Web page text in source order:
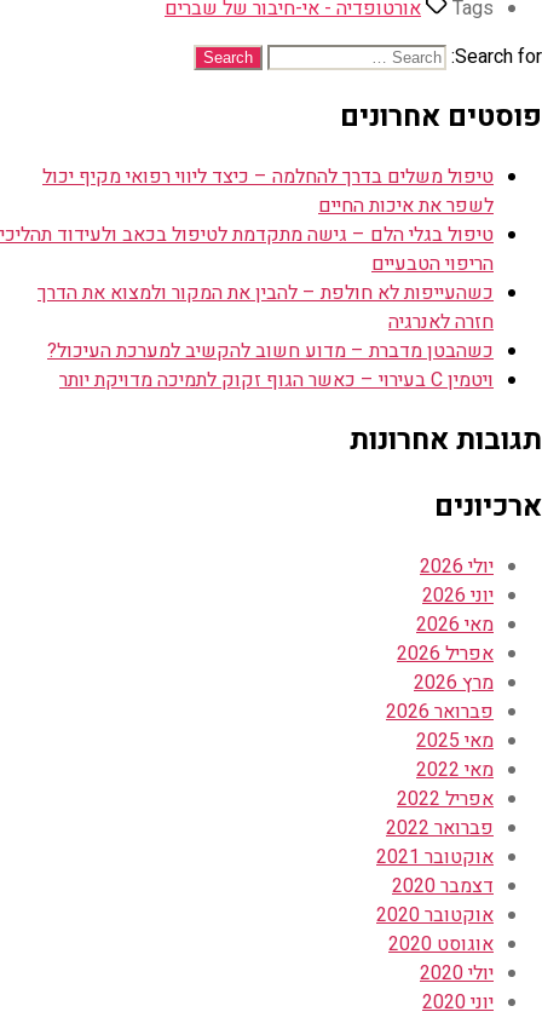
Tags
אורטופדיה - אי-חיבור של שברים
Search for:
פוסטים אחרונים
טיפול משלים בדרך להחלמה – כיצד ליווי רפואי מקיף יכול
לשפר את איכות החיים
טיפול בגלי הלם – גישה מתקדמת לטיפול בכאב ולעידוד תהליכי
הריפוי הטבעיים
כשהעייפות לא חולפת – להבין את המקור ולמצוא את הדרך
חזרה לאנרגיה
כשהבטן מדברת – מדוע חשוב להקשיב למערכת העיכול?
ויטמין C בעירוי – כאשר הגוף זקוק לתמיכה מדויקת יותר
תגובות אחרונות
ארכיונים
יולי 2026
יוני 2026
מאי 2026
אפריל 2026
מרץ 2026
פברואר 2026
מאי 2025
מאי 2022
אפריל 2022
פברואר 2022
אוקטובר 2021
דצמבר 2020
אוקטובר 2020
אוגוסט 2020
יולי 2020
יוני 2020